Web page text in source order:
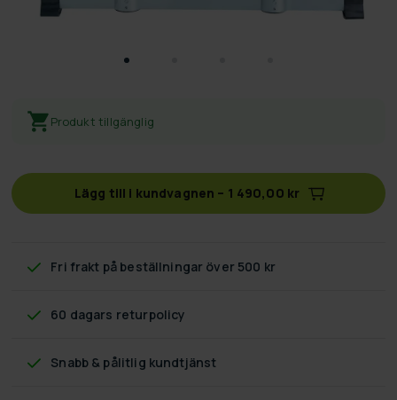
Produkt tillgänglig
Lägg till i kundvagnen – 1 490,00 kr
Fri frakt på beställningar över 500 kr
60 dagars returpolicy
Snabb & pålitlig kundtjänst